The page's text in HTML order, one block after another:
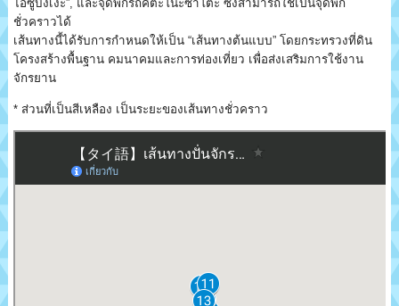
ไอซูบังเงะ”, และจุดพักรถคิตะโนะซาโตะ ซึ่งสามารถใช้เป็นจุดพัก
ชั่วคราวได้
เส้นทางนี้ได้รับการกำหนดให้เป็น “เส้นทางต้นแบบ” โดยกระทรวงที่ดิน
โครงสร้างพื้นฐาน คมนาคมและการท่องเที่ยว เพื่อส่งเสริมการใช้งาน
จักรยาน
* ส่วนที่เป็นสีเหลือง เป็นระยะของเส้นทางชั่วคราว